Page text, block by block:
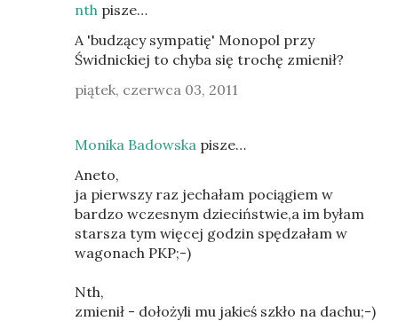
nth pisze…
A 'budzący sympatię' Monopol przy
Świdnickiej to chyba się trochę zmienił?
piątek, czerwca 03, 2011
Monika Badowska pisze…
Aneto,
ja pierwszy raz jechałam pociągiem w
bardzo wczesnym dzieciństwie,a im byłam
starsza tym więcej godzin spędzałam w
wagonach PKP;-)
Nth,
zmienił - dołożyli mu jakieś szkło na dachu;-)